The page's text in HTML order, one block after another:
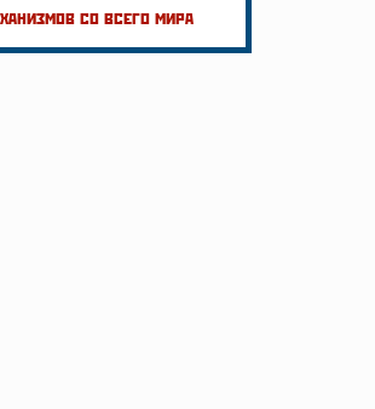
со всего мира